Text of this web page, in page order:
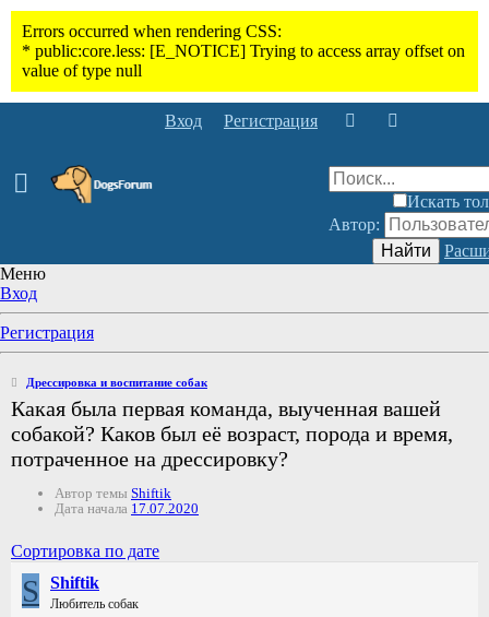
Вход Регистрация
Искать
Автор:
Найти
Меню
Вход
Регистрация
Дрессировка и воспитание собак
Какая была первая команда, выученная вашей
собакой? Каков был её возраст, порода и время,
потраченное на дрессировку?
Автор темы Shiftik
Дата начала 17.07.2020
Сортировка по дате
S Shiftik
Любитель собак